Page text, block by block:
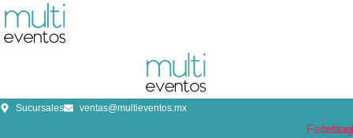
Ir
al
Sucursales ventas@multieventos.mx